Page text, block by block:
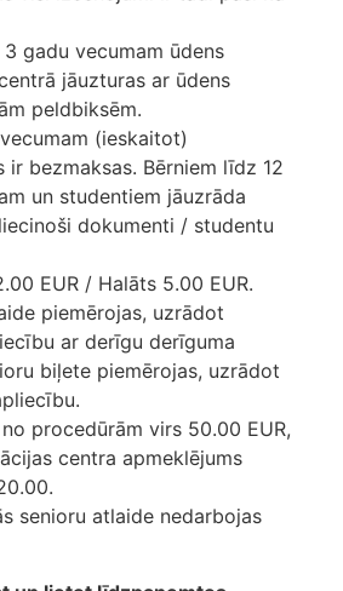
gadu vecumam ūdens
jāuzturas ar ūdens
peldbiksēm.
(ieskaitot)
ir bezmaksas. Bērniem līdz 12
un studentiem jāuzrāda
dokumenti / studentu
EUR / Halāts 5.00 EUR.
piemērojas, uzrādot
ar derīgu derīguma
biļete piemērojas, uzrādot
procedūrām virs 50.00 EUR,
centra apmeklējums
senioru atlaide nedarbojas